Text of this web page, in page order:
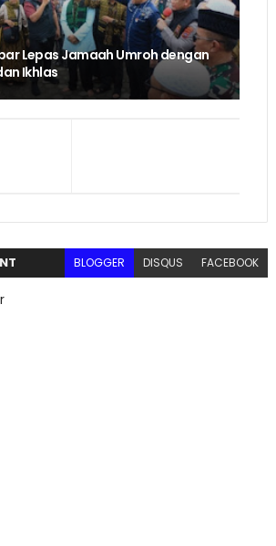
Lepas Jamaah Umroh dengan
Ikhlas
BLOGGER DISQUS FACEBOOK